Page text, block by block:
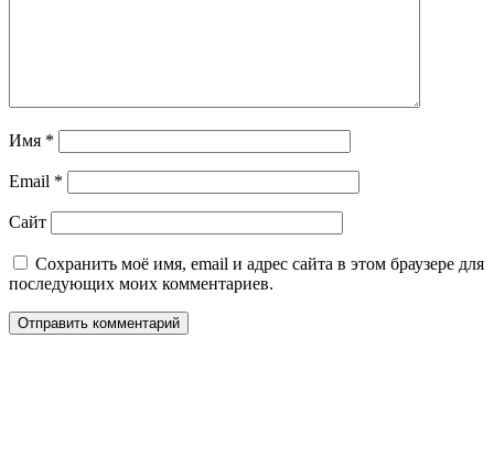
Имя *
Email *
Сайт
Сохранить моё имя, email и адрес сайта в этом браузере для
последующих моих комментариев.